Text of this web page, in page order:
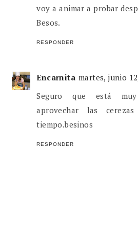
voy a animar a probar
Besos.
RESPONDER
Encarnita martes, junio
Seguro que está
aprovechar las
tiempo.besinos
RESPONDER